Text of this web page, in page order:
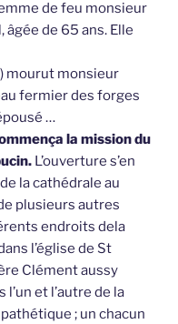
de feu monsieur
de 65 ans. Elle
mourut monsieur
fermier des forges
…
la mission du
L’ouverture s’en
la cathédrale au
plusieurs autres
endroits dela
l’église de St
Clément aussy
et l’autre de la
; un chacun